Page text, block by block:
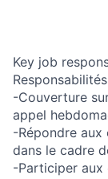
Key job
-Couverture
appel
-Répondre aux
dans le cadre
-Participer aux